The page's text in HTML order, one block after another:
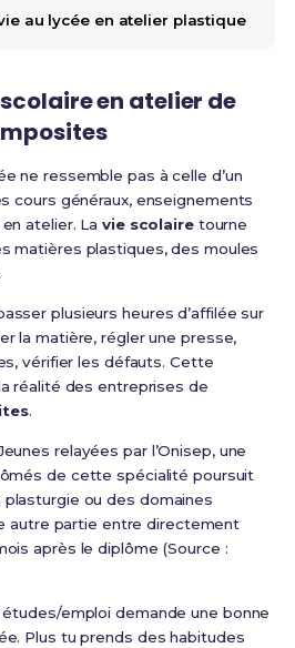
au lycée en atelier plastique
en atelier de
ne ressemble pas à celle d’un
cours généraux, enseignements
atelier. Lavie scolairetourne
matières plastiques, des moules
plusieurs heures d’affilée sur
la matière, régler une presse,
vérifier les défauts. Cette
réalité des entreprises de
.
relayées par l’Onisep, une
de cette spécialité poursuit
ou des domaines
autre partie entre directement
après le diplôme (Source :
emploi demande une bonne
Plus tu prends des habitudes